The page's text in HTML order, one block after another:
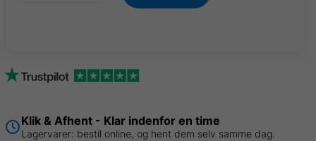
Klik & Afhent - Klar indenfor en time
Lagervarer: bestil online, og hent dem selv samme dag.